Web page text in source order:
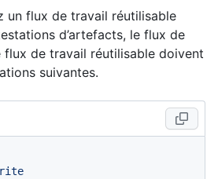
un flux de travail réutilisable
d’artefacts, le flux de
de travail réutilisable doivent
suivantes.